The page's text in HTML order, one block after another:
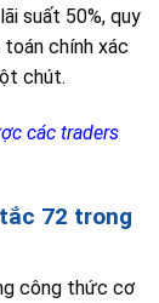
suất 50%, quy
chính xác
chút.
các traders
72 trong
công thức cơ